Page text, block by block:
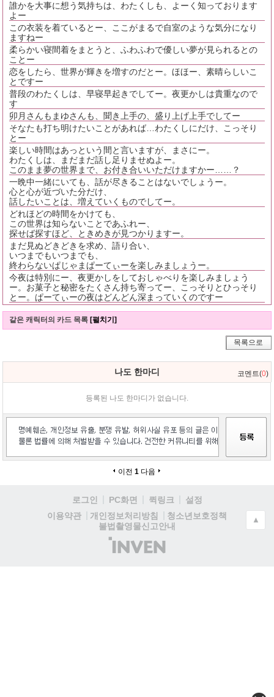
誰かを大事に想う気持ちは、わたくしも、よーく知っております
よー
この衣装を着ているとー、ここがまるで自室のような気分になり
ますねー
柔らかい寝間着をまとうと、ふわふわで優しい夢が見られるとの
ことー
恋をしたら、世界が輝きを増すのだとー。ほほー、素晴らしいこ
とですー
普段のわたくしは、早寝早起きでしてー。夜更かしは貴重なので
す
卯月さんもまゆさんも、聞き上手の、盛り上げ上手でしてー
そなたも打ち明けたいことがあれば…わたくしにだけ、こっそり
とー
楽しい時間はあっという間と言いますが、まさにー。
わたくしは、まだまだ話し足りませぬよー。
このまま夢の世界まで、お付き合いいただけますかー……？
一晩中一緒にいても、話が尽きることはないでしょうー。
心と心が近づいた分だけ、
話したいことは、増えていくものでしてー。
どれほどの時間をかけても、
この世界は知らないことであふれー、
探せば探すほど、ときめきが見つかりますー。
まだ見ぬどきどきを求め、語り合い、
いつまでもいつまでも、
終わらないぱじゃまぱーてぃーを楽しみましょうー。
今夜は特別にー、夜更かしをしておしゃべりを楽しみましょう
ー。お菓子と秘密をたくさん持ち寄ってー、こっそりとひっそり
とー。ぱーてぃーの夜はどんどん深まっていくのですー
같은 캐릭터의 카드 목록[펼치기]
목록으로
나도 한마디 코멘트(0)
등록된 나도 한마디가 없습니다.
이전 1 다음
로그인 PC화면 퀵링크
설정
이용약관
개인정보처리방침
청소년보호정책
불법촬영물신고안내
(주)
인
▲